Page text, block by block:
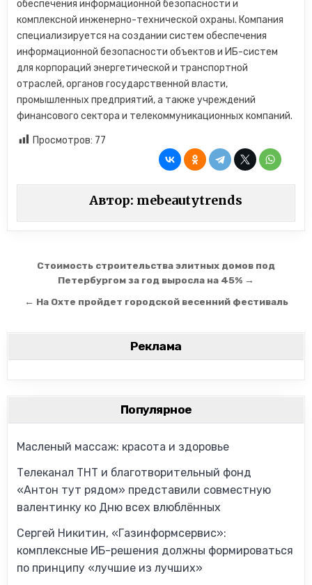
обеспечения информационной безопасности и
комплексной инженерно-технической охраны. Компания
специализируется на создании систем обеспечения
информационной безопасности объектов и ИБ-систем
для корпораций энергетической и транспортной
отраслей, органов государственной власти,
промышленных предприятий, а также учреждений
финансового сектора и телекоммуникационных компаний.
Просмотров: 77
Автор: mebeautytrends
Навигация по записям
Стоимость строительства элитных домов под
Петербургом за год выросла на 45% →
← На Охте пройдет городской весенний фестиваль
Реклама
Популярное
Масленый массаж: красота и здоровье
Телеканал ТНТ и благотворительный фонд
«Антон тут рядом» представили совместную
валентинку ко Дню всех влюблённых
Сергей Никитин, «Газинформсервис»:
комплексные ИБ-решения должны формироваться
по принципу «лучшие из лучших»